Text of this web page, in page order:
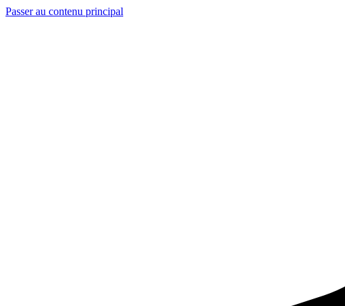
Passer au contenu principal